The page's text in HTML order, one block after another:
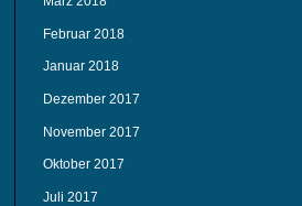
Februar 2018
Januar 2018
Dezember 2017
November 2017
Oktober 2017
Juli 2017